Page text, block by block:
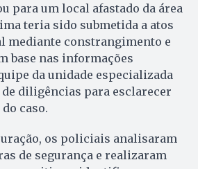
para um local afastado da área
teria sido submetida a atos
mediante constrangimento e
base nas informações
da unidade especializada
diligências para esclarecer
caso.
os policiais analisaram
de segurança e realizaram